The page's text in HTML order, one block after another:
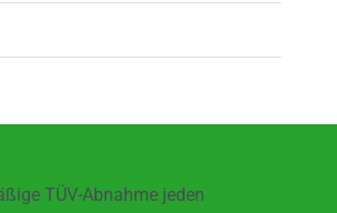
TÜV-Abnahme jeden